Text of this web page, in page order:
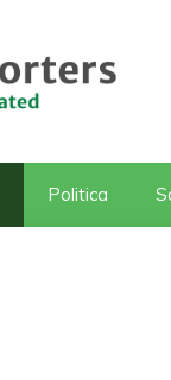
Politica